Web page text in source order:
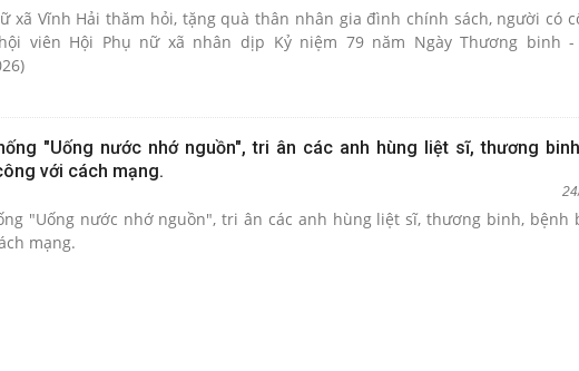
xã Vĩnh Hải thăm hỏi, tặng quà thân nhân gia đình chính sách, người có
viên Hội Phụ nữ xã nhân dịp Kỷ niệm 79 năm Ngày Thương binh
"Uống nước nhớ nguồn", tri ân các anh hùng liệt sĩ, thương
với cách mạng.
"Uống nước nhớ nguồn", tri ân các anh hùng liệt sĩ, thương binh, bệnh
mạng.